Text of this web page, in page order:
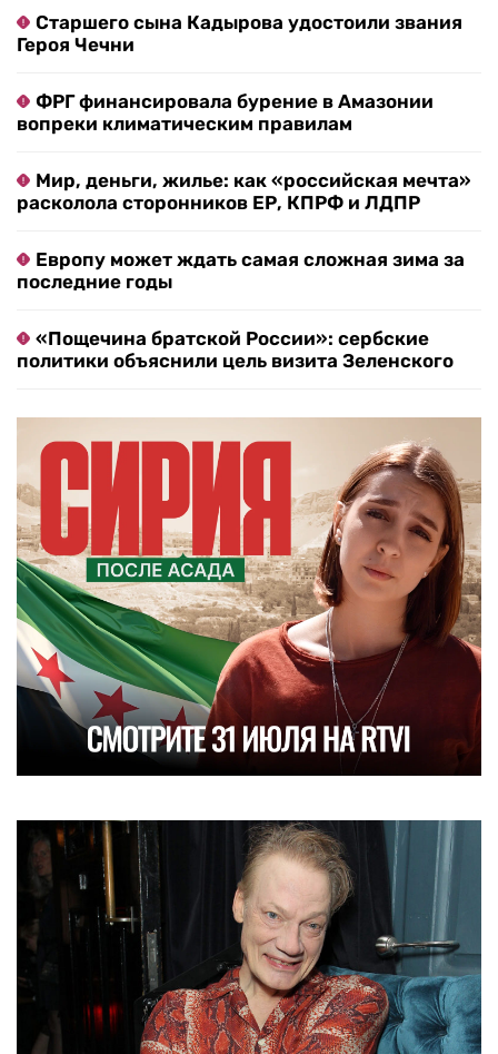
Старшего сына Кадырова удостоили звания
Героя Чечни
ФРГ финансировала бурение в Амазонии
вопреки климатическим правилам
Мир, деньги, жилье: как «российская мечта»
расколола сторонников ЕР, КПРФ и ЛДПР
Европу может ждать самая сложная зима за
последние годы
«Пощечина братской России»: сербские
политики объяснили цель визита Зеленского